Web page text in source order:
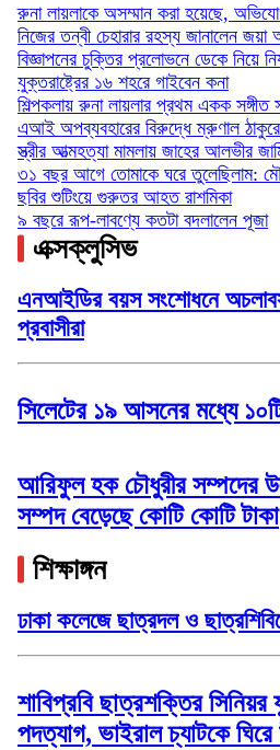
রুনা লায়লাকে অসম্মান করা হয়েছে,
নিজের তন্বী চেহারার রহস্য জানালেন
বিজ্ঞাপনের চুক্তির প্রলোভনে ডেকে নিয়ে
যুক্তরাষ্ট্রের ১৬ শহরে গাইবেন কনা
শিল্পকলায় রুনা লায়লার প্রথম একক সঙ্গীত
এআই অপব্যবহারের বিরুদ্ধে ম্রুণাল
স্ত্রীর আত্মহত্যা মামলায় জাহের আলভীর
৩১ বছর আগে তোমাকে ঘরে তুলেছিলাম:
ছবির শুটিংয়ে গুরুতর আহত রাশমিকা
৯ বছরে রূপ-লাবণ্যে কতটা বদলালেন পূজা
এক্সক্লুসিভ
এনআইডির বয়স সংশোধনে
প্রবাসীরা
সিলেটের ১৯ আসনের মধ্যে
আরিফুল হক চৌধুরীর
সম্পদ বেড়েছে কোটি কোটি টাকা
শিক্ষাঙ্গন
ঢাকা কলেজে ছাত্রদল ও
শাবিপ্রবি ছাত্রশক্তির
পদত্যাগ, ভাইরাল চ্যাটকে